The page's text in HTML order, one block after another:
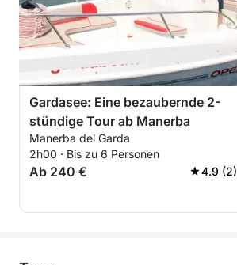
Gardasee: Eine bezaubernde 2-
stündige Tour ab Manerba
Manerba del Garda
2h00 · Bis zu 6 Personen
Ab 240 € 4.9 (2)